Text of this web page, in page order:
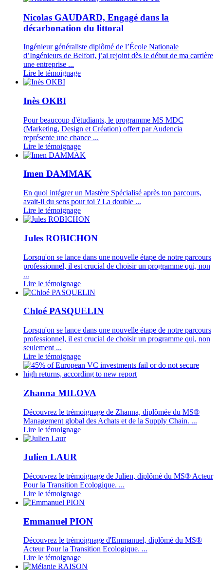
Nicolas GAUDARD, Engagé dans la
décarbonation du littoral
Ingénieur généraliste diplômé de l’École Nationale
d’Ingénieurs de Belfort, j’ai rejoint dès le début de ma carrière
une entreprise ...
Lire le témoignage
Inès OKBI
Pour beaucoup d'étudiants, le programme MS MDC
(Marketing, Design et Création) offert par Audencia
représente une chance ...
Lire le témoignage
Imen DAMMAK
En quoi intégrer un Mastère Spécialisé après ton parcours,
avait-il du sens pour toi ? La double ...
Lire le témoignage
Jules ROBICHON
Lorsqu'on se lance dans une nouvelle étape de notre parcours
professionnel, il est crucial de choisir un programme qui, non
...
Lire le témoignage
Chloé PASQUELIN
Lorsqu'on se lance dans une nouvelle étape de notre parcours
professionnel, il est crucial de choisir un programme qui, non
seulement ...
Lire le témoignage
Zhanna MILOVA
Découvrez le trémoignage de Zhanna, diplômée du MS®
Management global des Achats et de la Supply Chain. ...
Lire le témoignage
Julien LAUR
Découvrez le trémoignage de Julien, diplômé du MS® Acteur
Pour la Transition Ecologique. ...
Lire le témoignage
Emmanuel PION
Découvrez le trémoignage d'Emmanuel, diplômé du MS®
Acteur Pour la Transition Ecologique. ...
Lire le témoignage